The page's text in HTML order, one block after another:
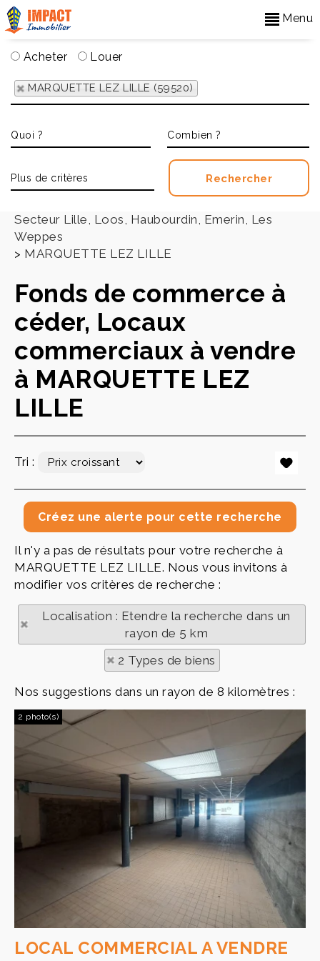
Menu
Acheter Louer
MARQUETTE LEZ LILLE (59520)
Secteur Lille, Loos, Haubourdin, Emerin, Les
Weppes
> MARQUETTE LEZ LILLE
Fonds de commerce à
céder, Locaux
commerciaux à vendre
à MARQUETTE LEZ
LILLE
Tri :
Il n'y a pas de résultats pour votre recherche à
MARQUETTE LEZ LILLE. Nous vous invitons à
modifier vos critères de recherche :
Localisation : Etendre la recherche dans un
rayon de 5 km
2 Types de biens
Nos suggestions dans un rayon de 8 kilomètres :
2 photo(s)
LOCAL COMMERCIAL A VENDRE